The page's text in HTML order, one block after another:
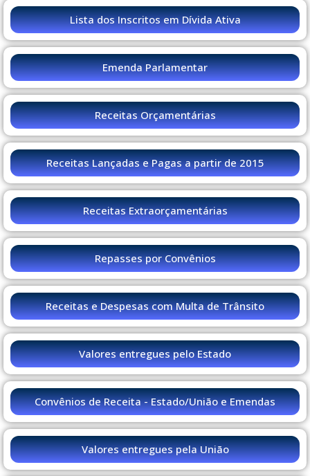
Lista dos Inscritos em Dívida Ativa
Emenda Parlamentar
Receitas Orçamentárias
Receitas Lançadas e Pagas a partir de 2015
Receitas Extraorçamentárias
Repasses por Convênios
Receitas e Despesas com Multa de Trânsito
Valores entregues pelo Estado
Convênios de Receita - Estado/União e Emendas
Valores entregues pela União